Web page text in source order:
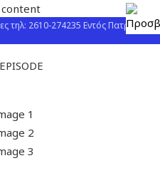
τηλ: 2610-274235 Εντός Πατρών